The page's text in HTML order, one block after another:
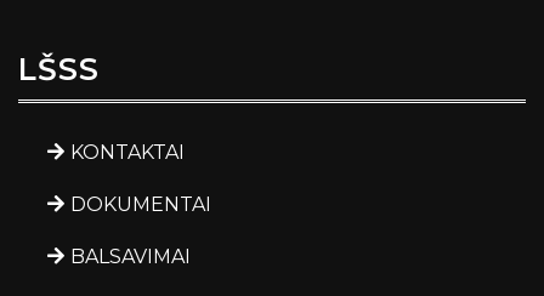
LŠSS
KONTAKTAI
DOKUMENTAI
BALSAVIMAI